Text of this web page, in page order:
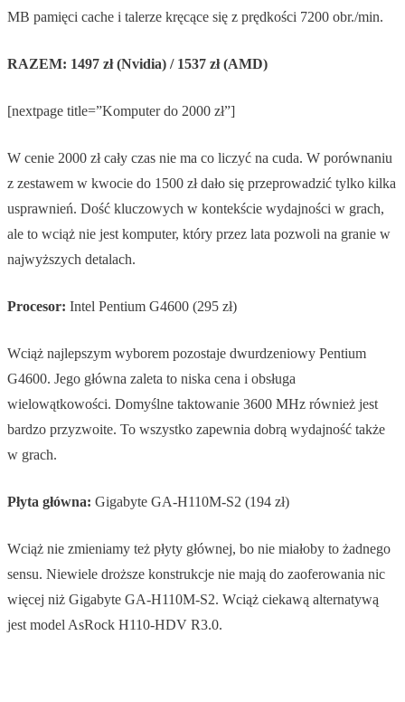
MB pamięci cache i talerze kręcące się z prędkości 7200 obr./min.
RAZEM: 1497 zł (Nvidia) / 1537 zł (AMD)
[nextpage title=”Komputer do 2000 zł”]
W cenie 2000 zł cały czas nie ma co liczyć na cuda. W porównaniu
z zestawem w kwocie do 1500 zł dało się przeprowadzić tylko kilka
usprawnień. Dość kluczowych w kontekście wydajności w grach,
ale to wciąż nie jest komputer, który przez lata pozwoli na granie w
najwyższych detalach.
Procesor: Intel Pentium G4600 (295 zł)
Wciąż najlepszym wyborem pozostaje dwurdzeniowy Pentium
G4600. Jego główna zaleta to niska cena i obsługa
wielowątkowości. Domyślne taktowanie 3600 MHz również jest
bardzo przyzwoite. To wszystko zapewnia dobrą wydajność także
w grach.
Płyta główna: Gigabyte GA-H110M-S2 (194 zł)
Wciąż nie zmieniamy też płyty głównej, bo nie miałoby to żadnego
sensu. Niewiele droższe konstrukcje nie mają do zaoferowania nic
więcej niż Gigabyte GA-H110M-S2. Wciąż ciekawą alternatywą
jest model AsRock H110-HDV R3.0.